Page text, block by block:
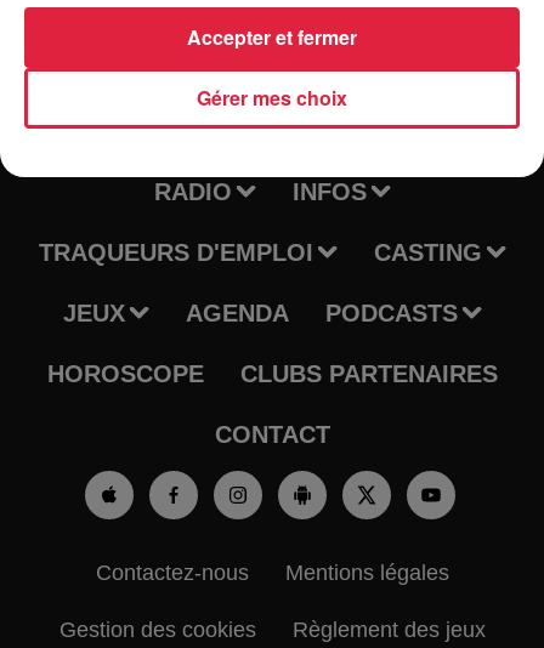
RADIO INFOS
TRAQUEURS D'EMPLOI CASTING
JEUX AGENDA PODCASTS
HOROSCOPE CLUBS PARTENAIRES
CONTACT
Contactez-nous Mentions légales
Gestion des cookies Règlement des jeux
Gérer mes choix
Accepter et fermer